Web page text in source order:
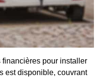
pour installer
est disponible, couvrant